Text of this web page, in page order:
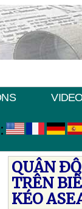
QUÂN
TRÊN
KÉO